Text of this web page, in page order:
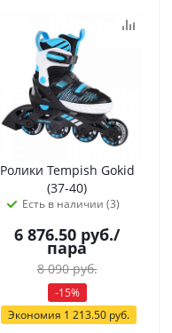
Ролики Tempish Gokid
(37-40)
Есть в наличии (3)
6 876.50 руб./
пара
8 090руб.
-15%
Экономия 1 213.50руб.